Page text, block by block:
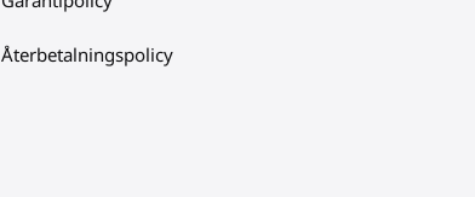
Återbetalningspolicy